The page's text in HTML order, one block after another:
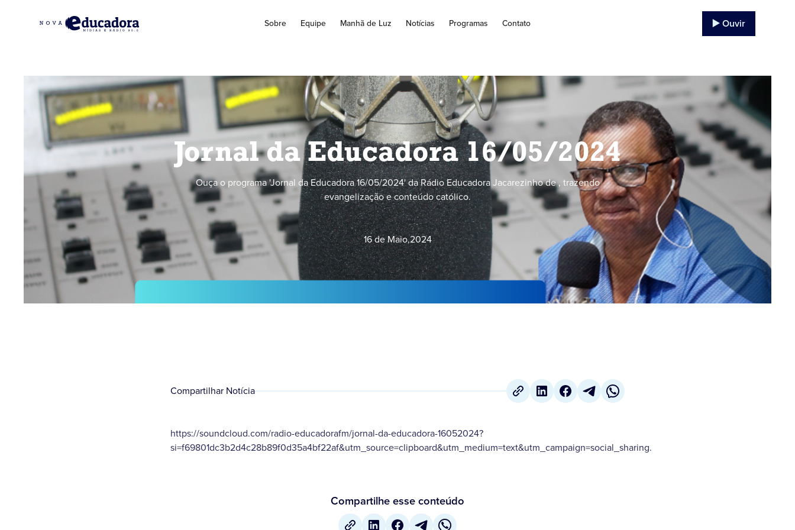
Sobre Equipe Manhã de Luz Notícias Programas Contato ▶️ Ouvir
Jornal da Educadora 16/05/2024
Ouça o programa 'Jornal da Educadora 16/05/2024' da Rádio Educadora Jacarezinho de , trazendo
evangelização e conteúdo católico.
16 de Maio,2024
Compartilhar Notícia
https://soundcloud.com/radio-educadorafm/jornal-da-educadora-16052024?
si=f69801dc3b2d4c28b89f0d35a4bf22af&utm_source=clipboard&utm_medium=text&utm_campaign=social_sharing.
Compartilhe esse conteúdo